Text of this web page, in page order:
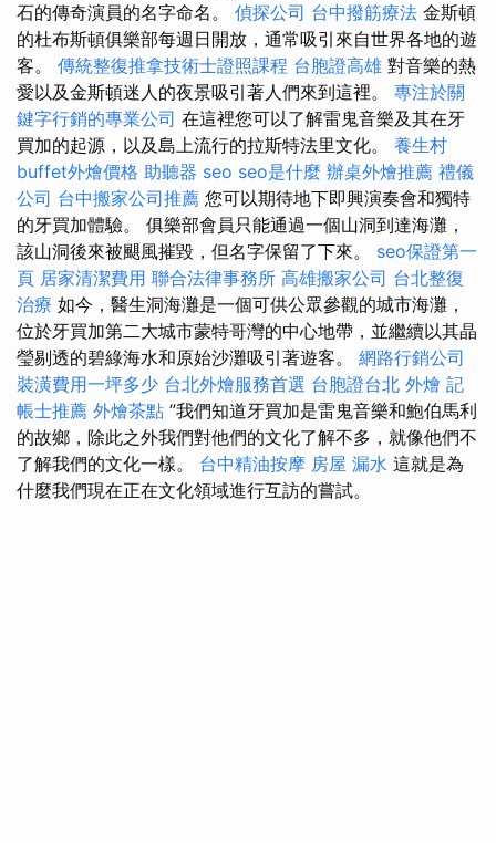
石的傳奇演員的名字命名。 偵探公司 台中撥筋療法 金斯頓
的杜布斯頓俱樂部每週日開放，通常吸引來自世界各地的遊
客。 傳統整復推拿技術士證照課程 台胞證高雄 對音樂的熱
愛以及金斯頓迷人的夜景吸引著人們來到這裡。 專注於關
鍵字行銷的專業公司 在這裡您可以了解雷鬼音樂及其在牙
買加的起源，以及島上流行的拉斯特法里文化。 養生村
buffet外燴價格 助聽器 seo seo是什麼 辦桌外燴推薦 禮儀
公司 台中搬家公司推薦 您可以期待地下即興演奏會和獨特
的牙買加體驗。 俱樂部會員只能通過一個山洞到達海灘，
該山洞後來被颶風摧毀，但名字保留了下來。 seo保證第一
頁 居家清潔費用 聯合法律事務所 高雄搬家公司 台北整復
治療 如今，醫生洞海灘是一個可供公眾參觀的城市海灘，
位於牙買加第二大城市蒙特哥灣的中心地帶，並繼續以其晶
瑩剔透的碧綠海水和原始沙灘吸引著遊客。 網路行銷公司
裝潢費用一坪多少 台北外燴服務首選 台胞證台北 外燴 記
帳士推薦 外燴茶點 ”我們知道牙買加是雷鬼音樂和鮑伯馬利
的故鄉，除此之外我們對他們的文化了解不多，就像他們不
了解我們的文化一樣。 台中精油按摩 房屋 漏水 這就是為
什麼我們現在正在文化領域進行互訪的嘗試。